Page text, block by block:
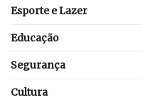
Esporte e Lazer
Educação
Segurança
Cultura